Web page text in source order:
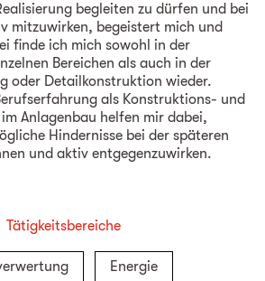
begleiten zu dürfen und bei
mitzuwirken, begeistert mich und
finde ich mich sowohl in der
Bereichen als auch in der
oder Detailkonstruktion wieder.
als Konstruktions- und
Anlagenbau helfen mir dabei,
Hindernisse bei der späteren
und aktiv entgegenzuwirken.
Tätigkeitsbereiche
Energie